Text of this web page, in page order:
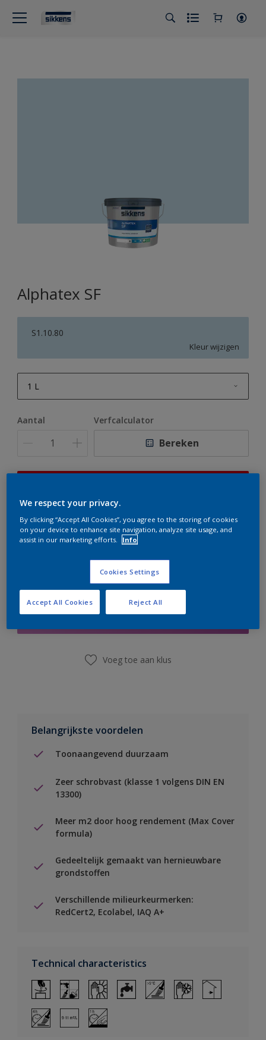
Alphatex SF
S1.10.80
Kleur wijzigen
1 L
10 L
Aantal Verfcalculator
Bereken
te bestellen. Houd de website in de gaten, we werken
er hard aan om de voorraad aan te vullen.
Boodschappenlijst
Voeg toe aan klus
Belangrijkste voordelen
Toonaangevend duurzaam
Zeer schrobvast (klasse 1 volgens DIN EN
13300)
Meer m2 door hoog rendement (Max Cover
formula)
Gedeeltelijk gemaakt van hernieuwbare
grondstoffen
Verschillende milieurkeurmerken:
RedCert2, Ecolabel, IAQ A+
Technical characteristics
We respect your privacy.
By clicking “Accept All Cookies”, you agree to the storing of cookies
on your device to enhance site navigation, analyze site usage, and
assist in our marketing efforts.
Info
Cookies Settings
Reject All
Accept All Cookies